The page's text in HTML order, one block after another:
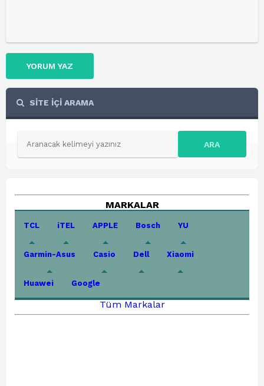
YORUM YAZ
SİTE İÇİ ARAMA
ARA
MARKALAR
TCL iTEL APPLE Bosch YU
Garmin-Asus Casio Dell Xiaomi
Huawei Google
Tüm Markalar